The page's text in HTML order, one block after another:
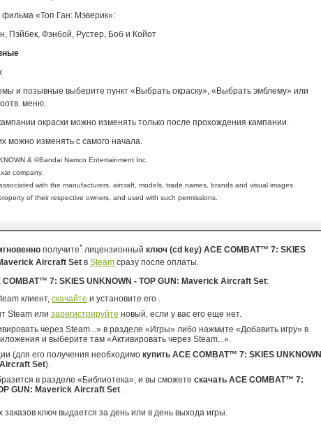
«Топ Ган: Мэверик»:
Пэйбек, Фэнбой, Рустер, Боб и Койот
и позывные выберите пункт «Выбрать окраску», «Выбрать эмблему» или
меню.
окраски можно изменять только после прохождения кампании.
можно изменять с самого начала.
& ©Bandai Namco Entertainment Inc.
company.
with the manufacturers, aircraft, models, trade names, brands and visual images
of their respective owners, and used with such permissions.
получите* лицензионный ключ (cd key) ACE COMBAT™ 7: SKIES
Aircraft Set в Steam сразу после оплаты.
COMBAT™ 7: SKIES UNKNOWN - TOP GUN: Maverick Aircraft Set:
клиент, скачайте и установите его .
Steam или зарегистрируйте новый, если у вас его еще нет.
через Steam...» в разделе «Игры» либо нажмите «Добавить игру» в
и выберите там «Активировать через Steam...».
(для его получения необходимо купить ACE COMBAT™ 7: SKIES UNKNOWN
Set).
в разделе «Библиотека», и вы сможете скачать ACE COMBAT™ 7:
GUN: Maverick Aircraft Set.
ключ выдается за день или в день выхода игры.